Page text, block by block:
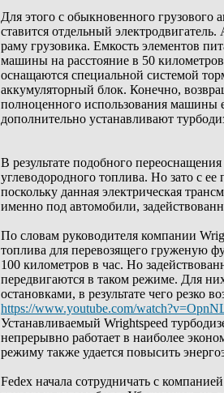
Для этого с обыкновенного грузового
ставится отдельный
раму грузовика. Емкость элементов
машины на расстояние в 50
оснащаются специальной системой
аккумуляторный блок. Конечно,
полноценного использования машины
дополнительно устанавливают
В результате подобного
углеводородного топлива. Но зато с
поскольку данная электрическая
именно под автомобили,
По словам руководителя компании
топлива для перевозящего груженую
100 километров в час. Но
передвигаются в таком режиме. Для
остановками, в результате чего резко
https://www.youtube.com/
Устанавливаемый Wrightspeed
непрерывно работает в наиболее
режиму также удается повысить
Fedex начала сотрудничать с